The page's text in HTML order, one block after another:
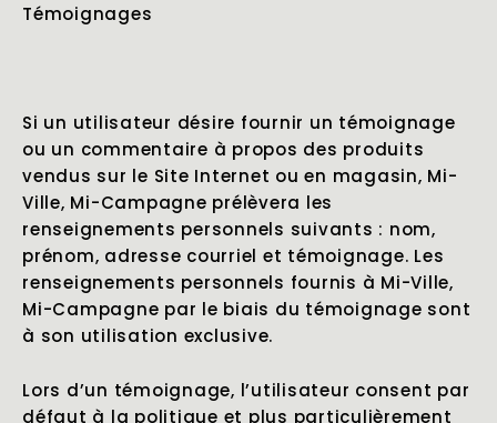
Témoignages
Si un utilisateur désire fournir un témoignage
ou un commentaire à propos des produits
vendus sur le Site Internet ou en magasin, Mi-
Ville, Mi-Campagne prélèvera les
renseignements personnels suivants : nom,
prénom, adresse courriel et témoignage. Les
renseignements personnels fournis à Mi-Ville,
Mi-Campagne par le biais du témoignage sont
à son utilisation exclusive.
Lors d’un témoignage, l’utilisateur consent par
défaut à la politique et plus particulièrement